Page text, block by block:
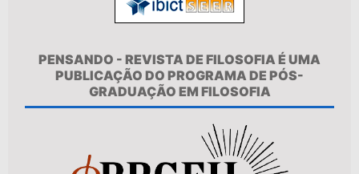
PENSANDO - REVISTA DE FILOSOFIA É UMA
PUBLICAÇÃO DO PROGRAMA DE PÓS-
GRADUAÇÃO EM FILOSOFIA